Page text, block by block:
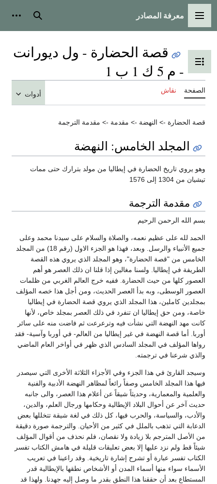
القائمة الرئيسية
معرفة المصادر بحث
تبديل عرض جدول المحتويات
قصة الحضارة - ول ديورانت
- م 5 ك 1 ب 1
الصفحة نقاش أدوات
قصة الحضارة -> النهضة -> مقدمة -> مقدمة الترجمة
المجلد الخامس: النهضة
وهو يروي تاريخ الحضارة في إيطاليا من مولد بترارك حتى ممات
تيشيان من 1304 إلى 1576
مقدمة الترجمة
بسم الله الرحمن الرحيم
الحمد لله على عظيم نعمه، والصلاة والسلام على سيدنا محمد وعلى
جميع الأنبياء والرسل. وبعد، فهذا هو الجزء الاول (رقم 18) من المجلد
الخامس من "قصة الحضارة"، وهو المجلد الذي يروي هذه القصة
الطريفة في إيطاليا. ولسنا مغالين إذا قلنا ان ذلك العصر هو أهم
العصور كلها من حيث الحضارة. ففيه خرج العالم الغربي من ظلمات
العصور الوسطى، وبه بدأ العصر الحديث، ومن أجل هذا خصه المؤلف
بمجلدين كاملين، هذا المجلد الذي يروي قصة الحضارة في إيطاليا
خاصة، ومن حق إيطاليا ان تنفرد في ذلك العصر بمجلد خاص، لأنها
كانت مهد النهضة التي نشأت فيه وترعرعت ثم فاضت منه على سائر
أوربا. أما قصة النهضة في غير إيطاليا من العالم- في أوربا وآسية- فقد
رواها المؤلف في المجلد السادس الذي ظهر في أواخر العام الماضي
والذي شرعنا في ترجمته.
وسيجد القارئ في هذا الجزء وفي الأجزاء الثلاثة الأخرى التي سيصدر
فيها هذا المجلد الخامس وصفاً رائعاً لمظاهر النهضة الأدبية والفنية
والعلمية والمعمارية، وحديثاً شيقاً عن أعلام هذا العصر، والى جانبه
حديث آخر عن أحوال البلاد الإيطالية وحكامها ورجال العلم، والدين،
والأدب، والسياسة، والحرب فيها، كل ذلك في لغة شيقة تتخللها بعض
الدعابة التي تذهب بالملل في كثير من الأحيان. والترجمة صورة دقيقة
من الأصل المترجم بلا زيادة ولا نقصان، فلم نحذف من أقوال المؤلف
شيئاً قط ولم نزد عليها إلا بعض تعليقات قليلة في هامش الكتاب تفسر
الكتاب تفسر عبارة أو تشرح إشارة تاريخية. وقد راعينا في تعريب
الأسماء سواء منها أسماء المدن أو الأشخاص نطقها بالإيطالية قدر
المستطاع بعد أن حققنا هذا النطق بقدر ما وصل إليه جهدنا. ولهذا قد